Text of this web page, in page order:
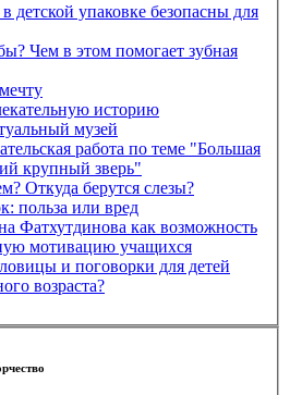
детской упаковке безопасны для
Чем в этом помогает зубная
историю
музей
работа по теме "Большая
крупный зверь"
Откуда берутся слезы?
польза или вред
Фатхутдинова как возможность
повысить школьную мотивацию учащихся
и поговорки для детей
младшего школьного возраста?